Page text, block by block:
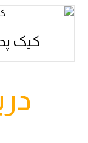
کیک پدیده